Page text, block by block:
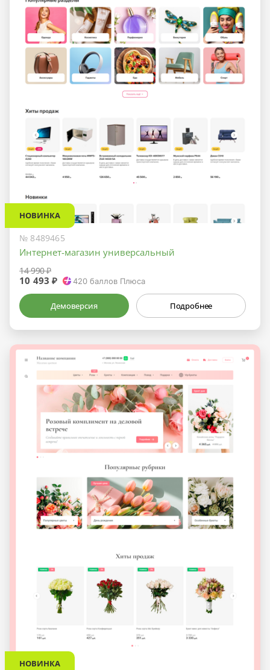
НОВИНКА
№ 8489465
Интернет-магазин универсальный
14 990 ₽
10 493 ₽ 420баллов Плюса
Демоверсия Подробнее
НОВИНКА